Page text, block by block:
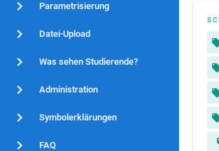
Parametrisierung
Datei-Upload
Was sehen Studierende?
Administration
Symbolerklärungen
FAQ